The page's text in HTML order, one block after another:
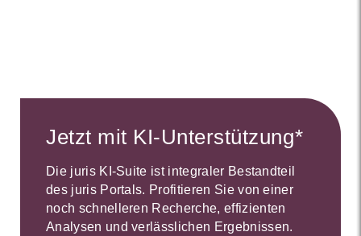
Jetzt mit KI-Unterstützung*
Die juris KI-Suite ist integraler Bestandteil
des juris Portals. Profitieren Sie von einer
noch schnelleren Recherche, effizienten
Analysen und verlässlichen Ergebnissen.